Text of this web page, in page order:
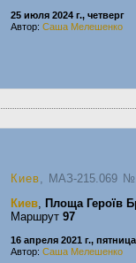
25 июля 2024 г., четверг
Автор: Саша Мелешенко
Киев, МАЗ-215.069
Киев, Площа Героїв
Маршрут 97
16 апреля 2021 г., пятница
Автор: Саша Мелешенко